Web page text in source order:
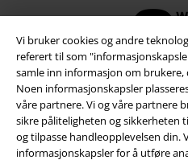
Vi bruker cookies og andre
referert til som
samle inn informasjon om brukere,
Noen informasjonskapsler
våre partnere. Vi og våre partnere
sikre påliteligheten og sikkerheten
og tilpasse handleopplevelsen din.
informasjonskapsler for å utføre